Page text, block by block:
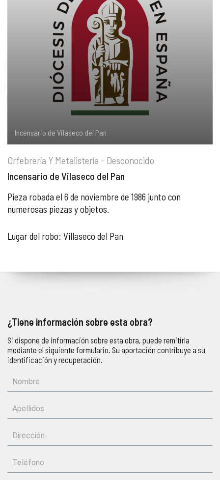
Incensario de Vilaseco del Pan
Orfebrería Y Metalistería - Desconocido
Incensario de Vilaseco del Pan
Pieza robada el 6 de noviembre de 1986 junto con
numerosas piezas y objetos.
Lugar del robo: Villaseco del Pan
¿Tiene información sobre esta obra?
Si dispone de información sobre esta obra, puede remitirla
mediante el siguiente formulario. Su aportación contribuye a su
identificación y recuperación.
DOCTRINA DE LA IGLESIA
PORTAL DE TRANSPARENCIA
RENDICIÓN CUENTAS ENTIDADES RELIGIOSAS
PREGUNTAS FRECUENTES
PASTORAL SAMARITANA
CENTROS SOCIALES
APOSTOLADO SEGLAR
VIDA CONSAGRADA